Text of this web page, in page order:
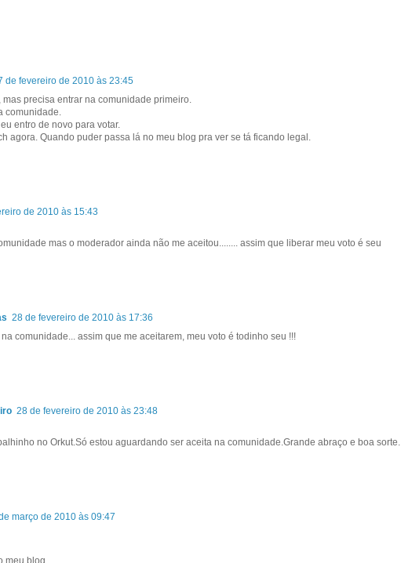
de fevereiro de 2010 às 23:45
mas precisa entrar na comunidade primeiro.
comunidade.
entro de novo para votar.
agora. Quando puder passa lá no meu blog pra ver se tá ficando legal.
de 2010 às 15:43
mas o moderador ainda não me aceitou........ assim que liberar meu voto é seu
28 de fevereiro de 2010 às 17:36
comunidade... assim que me aceitarem, meu voto é todinho seu !!!
28 de fevereiro de 2010 às 23:48
no Orkut.Só estou aguardando ser aceita na comunidade.Grande abraço e boa sorte.
março de 2010 às 09:47